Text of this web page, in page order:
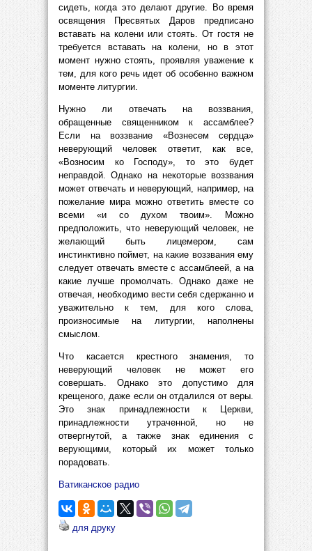
сидеть, когда это делают другие. Во время
освящения Пресвятых Даров предписано
вставать на колени или стоять. От гостя не
требуется вставать на колени, но в этот
момент нужно стоять, проявляя уважение к
тем, для кого речь идет об особенно важном
моменте литургии.
Нужно ли отвечать на воззвания,
обращенные священником к ассамблее?
Если на воззвание «Вознесем сердца»
неверующий человек ответит, как все,
«Возносим ко Господу», то это будет
неправдой. Однако на некоторые воззвания
может отвечать и неверующий, например, на
пожелание мира можно ответить вместе со
всеми «и со духом твоим». Можно
предположить, что неверующий человек, не
желающий быть лицемером, сам
инстинктивно поймет, на какие воззвания ему
следует отвечать вместе с ассамблеей, а на
какие лучше промолчать. Однако даже не
отвечая, необходимо вести себя сдержанно и
уважительно к тем, для кого слова,
произносимые на литургии, наполнены
смыслом.
Что касается крестного знамения, то
неверующий человек не может его
совершать. Однако это допустимо для
крещеного, даже если он отдалился от веры.
Это знак принадлежности к Церкви,
принадлежности утраченной, но не
отвергнутой, а также знак единения с
верующими, который их может только
порадовать.
Ватиканское радио
для друку